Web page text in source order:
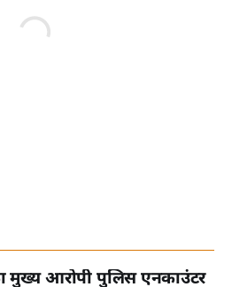
मुख्य आरोपी पुलिस एनकाउंटर